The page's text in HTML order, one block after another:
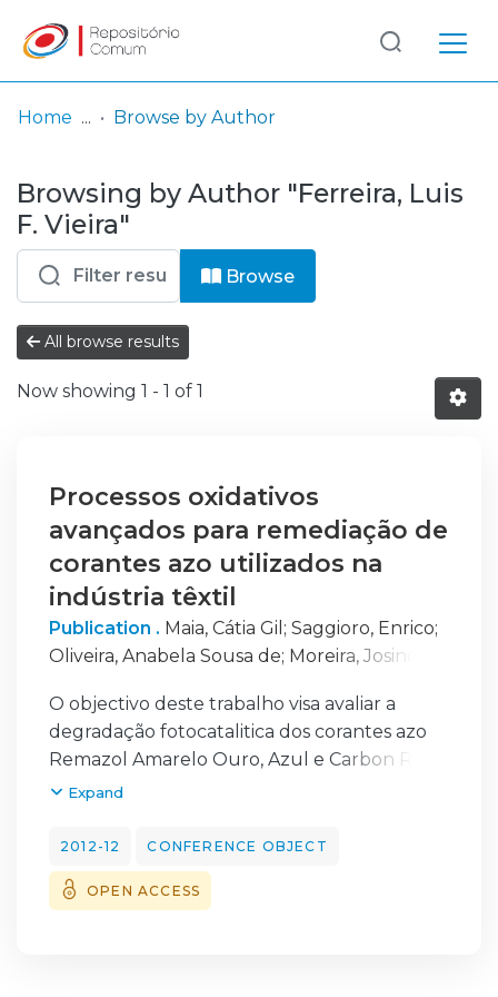
& Collections
Browse repository
Entities
Log
In
(current)
Home Browse by Author
Browsing by Author "Ferreira, Luis
F. Vieira"
Browse
All browse results
Now showing 1 - 1 of 1
Processos oxidativos
avançados para remediação de
corantes azo utilizados na
indústria têxtil
Publication . Maia, Cátia Gil ; Saggioro, Enrico;
Oliveira, Anabela Sousa de; Moreira, Josino C.
O objectivo deste trabalho visa avaliar a
degradação fotocatalitica dos corantes azo
Remazol Amarelo Ouro, Azul e Carbon RGB.
Para tal foram avaliados os seguintes
concentração do corante, efeito do H2O2,
efeito do pH e da reciclagem de TiO2. TiO2
Degussa P25 foi testado em concentrações a
Expand
2012-12 CONFERENCE OBJECT
OPEN ACCESS